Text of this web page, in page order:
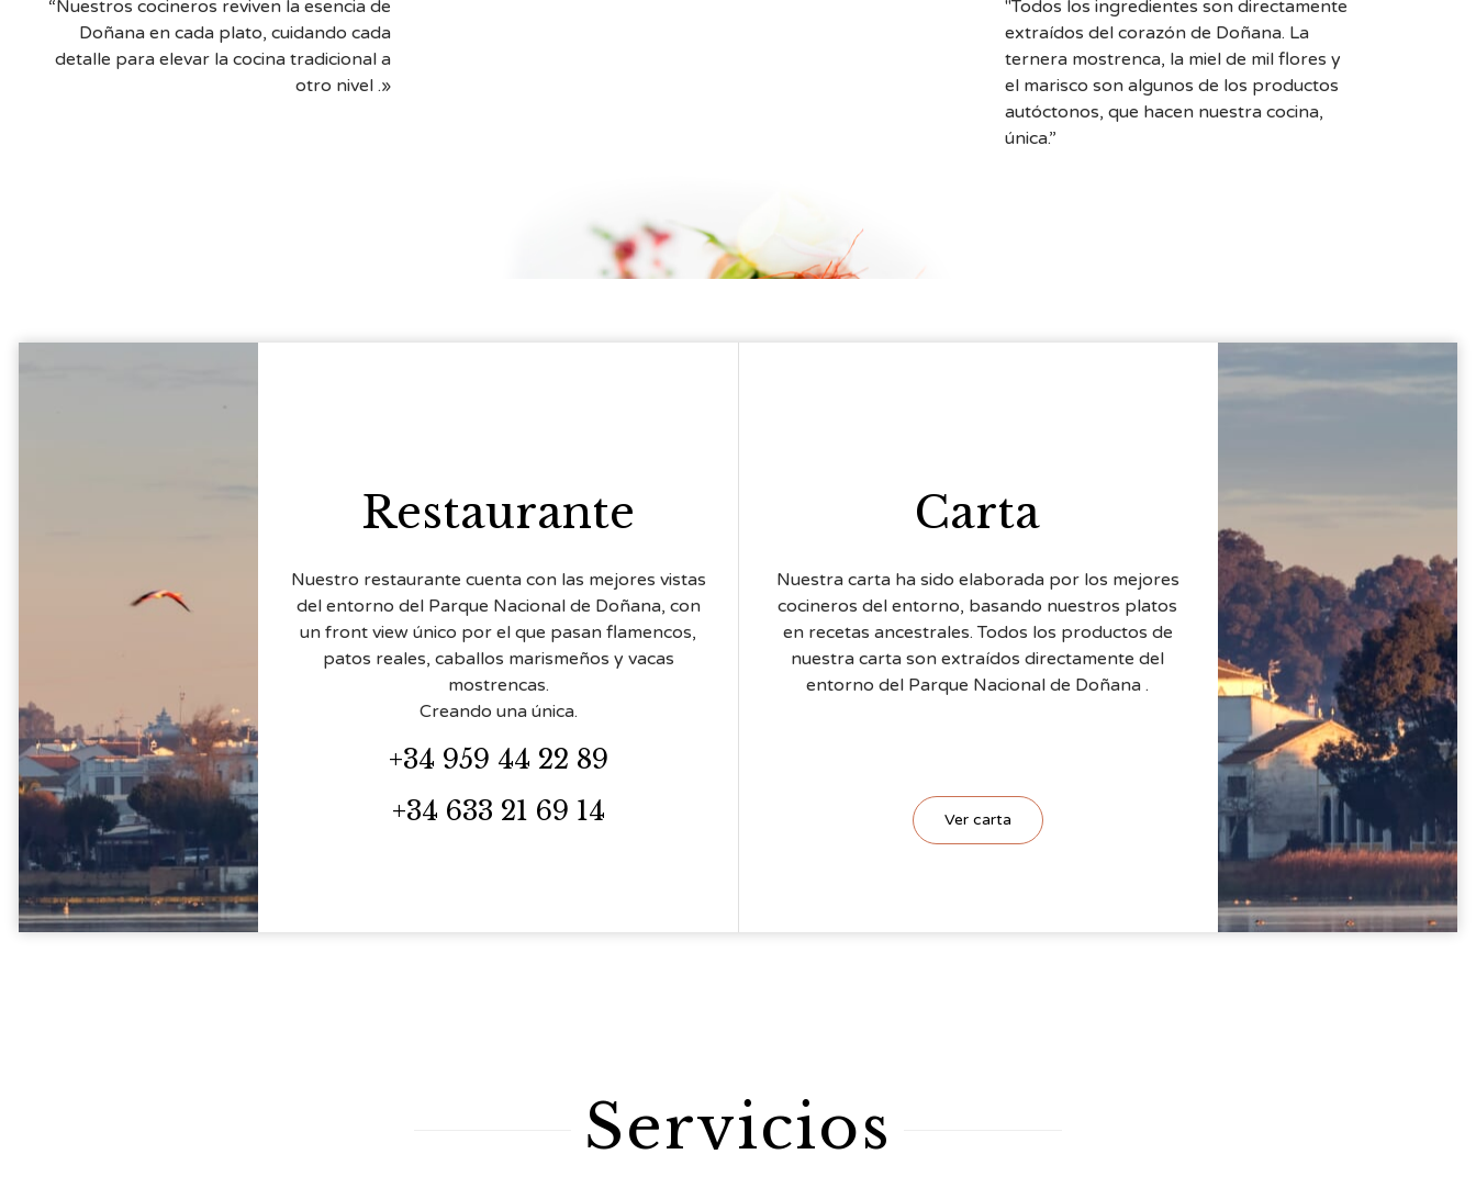
“Nuestros cocineros reviven la esencia de
Doñana en cada plato, cuidando cada
detalle para elevar la cocina tradicional a
otro nivel .»
"Todos los ingredientes son directamente
extraídos del corazón de Doñana. La
ternera mostrenca, la miel de mil flores y
el marisco son algunos de los productos
autóctonos, que hacen nuestra cocina,
única.”
Restaurante
Nuestro restaurante cuenta con las mejores vistas
del entorno del Parque Nacional de Doñana, con
un front view único por el que pasan flamencos,
patos reales, caballos marismeños y vacas
mostrencas.
Creando una única.
+34 959 44 22 89
+34 633 21 69 14
Carta
Nuestra carta ha sido elaborada por los mejores
cocineros del entorno, basando nuestros platos
en recetas ancestrales. Todos los productos de
nuestra carta son extraídos directamente del
entorno del Parque Nacional de Doñana .
Ver carta
Servicios